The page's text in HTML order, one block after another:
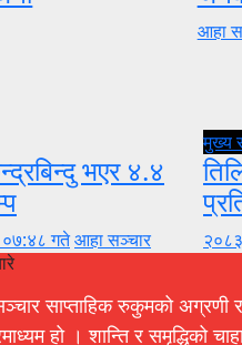
आहा
भएर ४.४
०७:४८ गतेआहा सञ्चार
मुख्य
साप्ताहिक रुकुमको अग्रणी र
हो । शान्ति र समृद्धिको